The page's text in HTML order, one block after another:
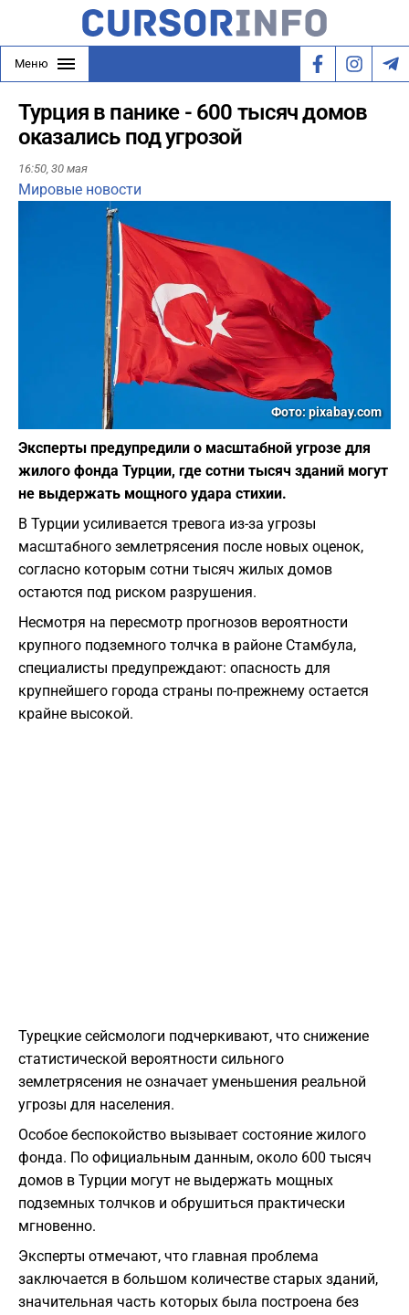
Меню
Турция в панике - 600 тысяч домов
оказались под угрозой
16:50, 30 мая
Мировые новости
Фото: pixabay.com
Эксперты предупредили о масштабной угрозе для
жилого фонда Турции, где сотни тысяч зданий могут
не выдержать мощного удара стихии.
В Турции усиливается тревога из-за угрозы
масштабного землетрясения после новых оценок,
согласно которым сотни тысяч жилых домов
остаются под риском разрушения.
Несмотря на пересмотр прогнозов вероятности
крупного подземного толчка в районе Стамбула,
специалисты предупреждают: опасность для
крупнейшего города страны по-прежнему остается
крайне высокой.
Турецкие сейсмологи подчеркивают, что снижение
статистической вероятности сильного
землетрясения не означает уменьшения реальной
угрозы для населения.
Особое беспокойство вызывает состояние жилого
фонда. По официальным данным, около 600 тысяч
домов в Турции могут не выдержать мощных
подземных толчков и обрушиться практически
мгновенно.
Эксперты отмечают, что главная проблема
заключается в большом количестве старых зданий,
значительная часть которых была построена без